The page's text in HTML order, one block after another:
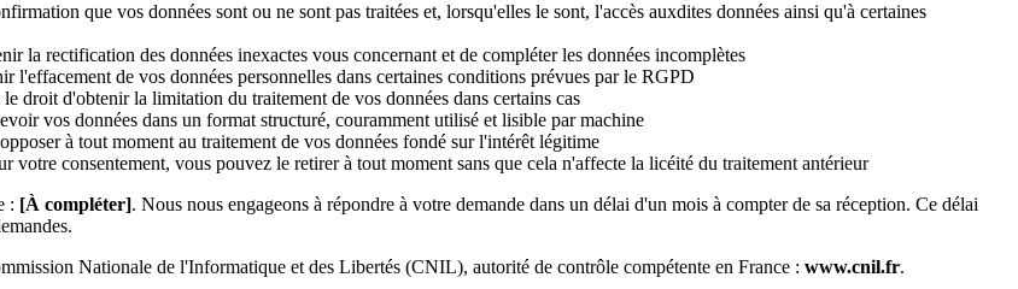
que vos données sont ou ne sont pas traitées et, lorsqu'elles le sont, l'accès auxdites données ainsi qu'à certaines
la rectification des données inexactes vous concernant et de compléter les données incomplètes
l'effacement de vos données personnelles dans certaines conditions prévues par le RGPD
le droit d'obtenir la limitation du traitement de vos données dans certains cas
vos données dans un format structuré, couramment utilisé et lisible par machine
à tout moment au traitement de vos données fondé sur l'intérêt légitime
votre consentement, vous pouvez le retirer à tout moment sans que cela n'affecte la licéité du traitement antérieur
: [À compléter]. Nous nous engageons à répondre à votre demande dans un délai d'un mois à compter de sa réception. Ce délai
Nationale de l'Informatique et des Libertés (CNIL), autorité de contrôle compétente en France : www.cnil.fr.